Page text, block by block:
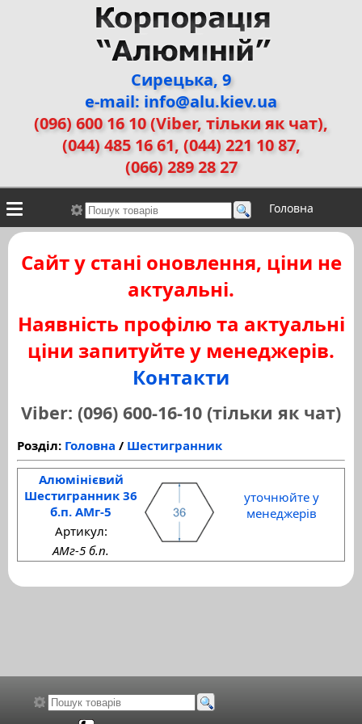
Сирецька, 9
e-mail: info@alu.kiev.ua
(096) 600 16 10 (Viber, тільки як чат),
(044) 485 16 61, (044) 221 10 87,
(066) 289 28 27
Головна
Двері прихованого монтажу
Сайт у стані оновлення, ціни не
актуальні.
Наявність профілю та актуальні
ціни запитуйте у менеджерів.
Контакти
Viber: (096) 600-16-10 (тільки як чат)
Розділ: Головна / Шестигранник
Алюмінієвий
Шестигранник 36
б.п. АМг-5
уточнюйте у
менеджерів
Артикул:
АМг-5 б.п.